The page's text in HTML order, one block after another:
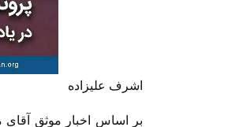
اشرف علیزاده